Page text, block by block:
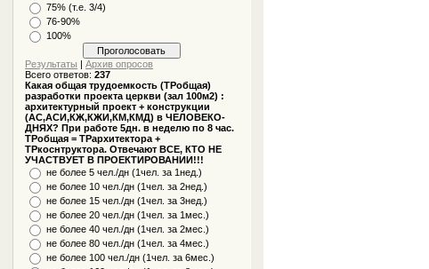
75% (т.е. 3/4)
76-90%
100%
Результаты |Архив опросов
Всего ответов:237
Какая общая трудоемкость (ТРобщая)
разработки проекта церкви (зал 100м2) :
архитектурный проект + конструкции
(АС,АСИ,КЖ,КЖИ,КМ,КМД) в ЧЕЛОВЕКО-
ДНЯХ? При работе 5дн. в неделю по 8 час.
ТРобщая = ТРархитектора +
ТРкоснтруктора. Отвечают ВСЕ, КТО НЕ
УЧАСТВУЕТ В ПРОЕКТИРОВАНИИ!!!
не более 5 чел./дн (1чел. за 1нед.)
не более 10 чел./дн (1чел. за 2нед.)
не более 15 чел./дн (1чел. за 3нед.)
не более 20 чел./дн (1чел. за 1мес.)
не более 40 чел./дн (1чел. за 2мес.)
не более 80 чел./дн (1чел. за 4мес.)
не более 100 чел./дн (1чел. за 6мес.)